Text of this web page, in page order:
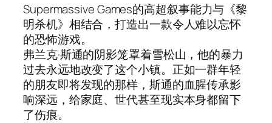
Supermassive Games的高超叙事能力与《黎
明杀机》相结合，打造出一款令人难以忘怀
的恐怖游戏。
弗兰克·斯通的阴影笼罩着雪松山，他的暴力
过去永远地改变了这个小镇。正如一群年轻
的朋友即将发现的那样，斯通的血腥传承影
响深远，给家庭、世代甚至现实本身都留下
了伤痕。